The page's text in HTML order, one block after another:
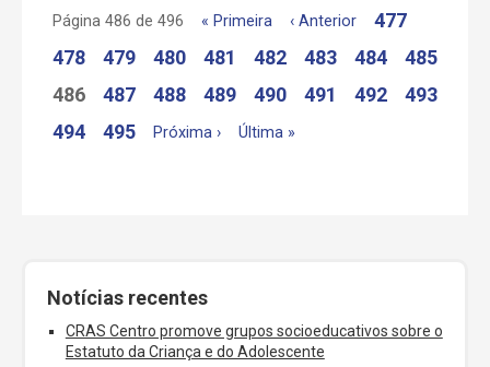
Página 486 de 496 « Primeira ‹ Anterior
477
478
479 480 481 482 483 484
485
486
487 488 489 490 491 492
493
494
495 Próxima › Última »
Notícias recentes
CRAS Centro promove grupos socioeducativos sobre o
Estatuto da Criança e do Adolescente